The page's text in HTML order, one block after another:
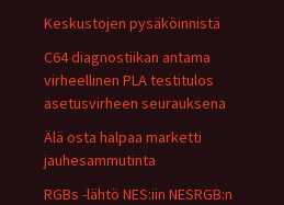
Keskustojen pysäköinnistä
C64 diagnostiikan antama
virheellinen PLA testitulos
asetusvirheen seurauksena
Älä osta halpaa marketti
jauhesammutinta
RGBs -lähtö NES:iin NESRGB:n